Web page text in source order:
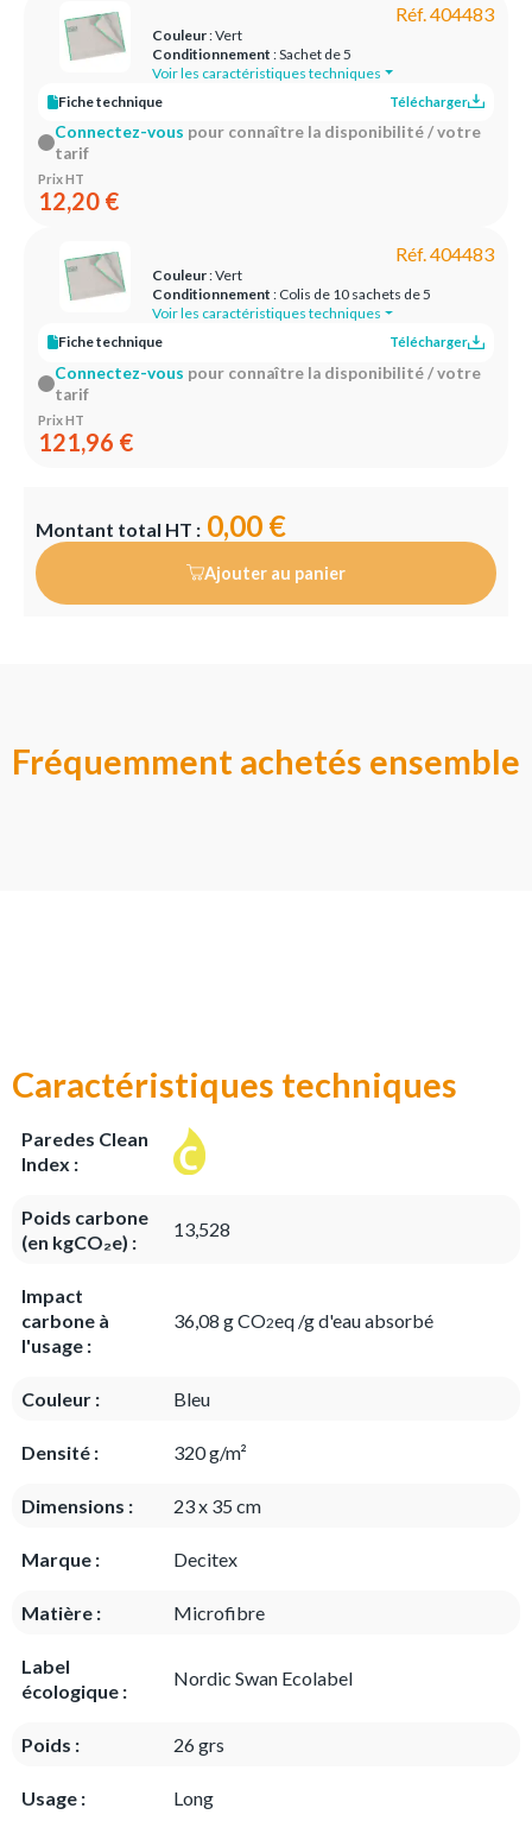
Réf. 404483
Couleur: Vert
Conditionnement : Sachet de 5
Voir les caractéristiques techniques
Fiche technique
Télécharger
Connectez-vous pour connaître la disponibilité / votre
tarif
Prix HT
12,20 €
Réf. 404483
Couleur: Vert
Conditionnement : Colis de 10 sachets de 5
Voir les caractéristiques techniques
Fiche technique
Télécharger
Connectez-vous pour connaître la disponibilité / votre
tarif
Prix HT
121,96 €
Montant total HT : 0,00 €
Ajouter au panier
Fréquemment achetés ensemble
Caractéristiques techniques
Paredes Clean
Index :
Poids carbone
(en kgCO₂e) :
13,528
Impact
carbone à
l'usage :
36,08 g CO2eq /g d'eau absorbé
Couleur : Bleu
Densité : 320 g/m²
Dimensions : 23 x 35 cm
Marque : Decitex
Matière : Microfibre
Label
écologique :
Nordic Swan Ecolabel
Poids : 26 grs
Usage : Long